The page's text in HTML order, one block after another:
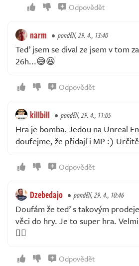
Odpovědět
narm pondělí, 29. 4., 13:40
Teď jsem se dival ze jsem v tom
26h...😅😆
Odpovědět
killbill pondělí, 29. 4., 11:05
Hra je bomba. Jedou na Unreal
doufejme, že přidají i MP :)
Odpovědět
Dzebedajo pondělí, 29. 4., 10:46
Doufám že teď s takovým
věci do hry. Je to super hra.
👍🏻
Odpovědět